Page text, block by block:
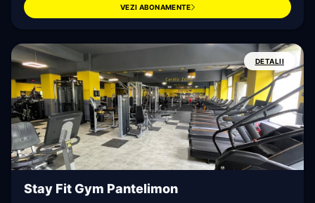
MEMBER
VEZI ABONAMENTE
DETALII
Stay Fit Gym Pantelimon